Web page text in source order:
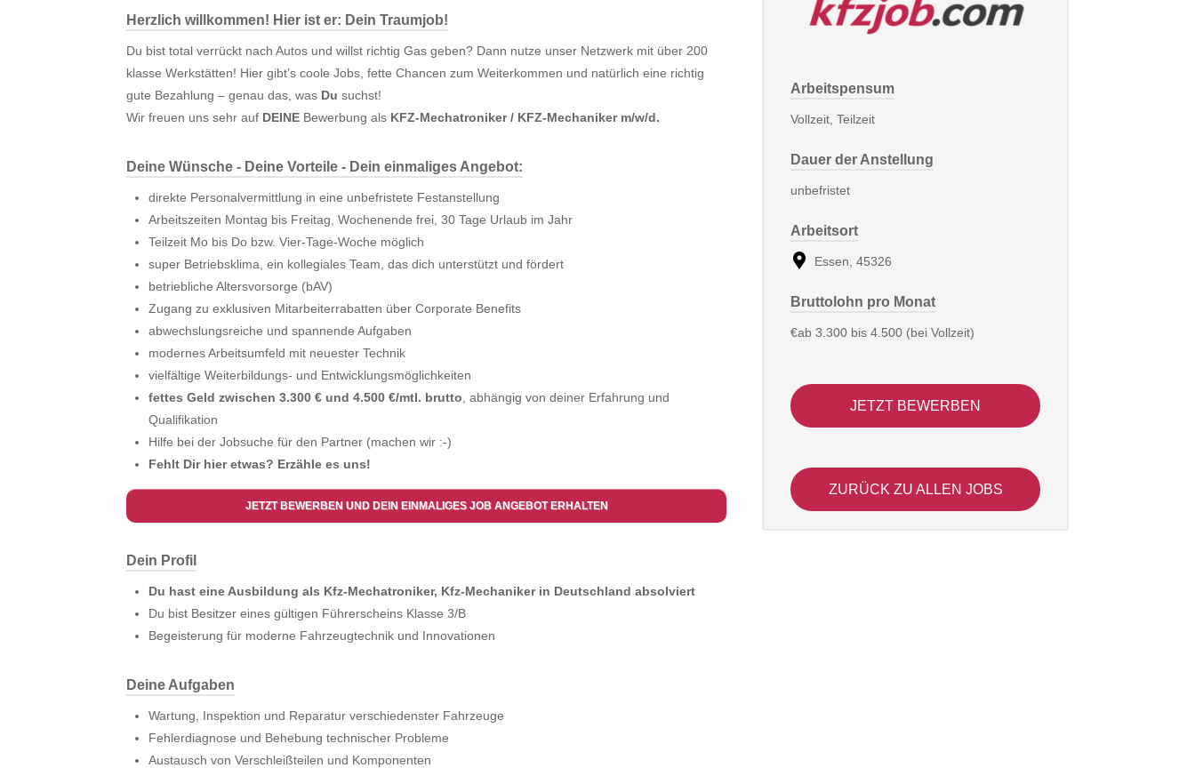
Herzlich willkommen! Hier ist er: Dein Traumjob!
Du bist total verrückt nach Autos und willst richtig Gas geben? Dann nutze unser Netzwerk mit über 200
klasse Werkstätten! Hier gibt’s coole Jobs, fette Chancen zum Weiterkommen und natürlich eine richtig
gute Bezahlung – genau das, was Du suchst!
Wir freuen uns sehr auf DEINE Bewerbung als KFZ-Mechatroniker / KFZ-Mechaniker m/w/d.
Deine Wünsche - Deine Vorteile - Dein einmaliges Angebot:
direkte Personalvermittlung in eine unbefristete Festanstellung
Arbeitszeiten Montag bis Freitag, Wochenende frei, 30 Tage Urlaub im Jahr
Teilzeit Mo bis Do bzw. Vier-Tage-Woche möglich
super Betriebsklima, ein kollegiales Team, das dich unterstützt und fördert
betriebliche Altersvorsorge (bAV)
Zugang zu exklusiven Mitarbeiterrabatten über Corporate Benefits
abwechslungsreiche und spannende Aufgaben
modernes Arbeitsumfeld mit neuester Technik
vielfältige Weiterbildungs- und Entwicklungsmöglichkeiten
fettes Geld zwischen 3.300 € und 4.500 €/mtl. brutto , abhängig von deiner Erfahrung und
Qualifikation
Hilfe bei der Jobsuche für den Partner (machen wir :-)
Fehlt Dir hier etwas? Erzähle es uns!
JETZT BEWERBEN UND DEIN EINMALIGES JOB ANGEBOT ERHALTEN
Dein Profil
Du hast eine Ausbildung als Kfz-Mechatroniker, Kfz-Mechaniker in Deutschland absolviert
Du bist Besitzer eines gültigen Führerscheins Klasse 3/B
Begeisterung für moderne Fahrzeugtechnik und Innovationen
Deine Aufgaben
Wartung, Inspektion und Reparatur verschiedenster Fahrzeuge
Fehlerdiagnose und Behebung technischer Probleme
Austausch von Verschleißteilen und Komponenten
Arbeitspensum
Vollzeit, Teilzeit
Dauer der Anstellung
unbefristet
Arbeitsort
Essen, 45326
Bruttolohn pro Monat
€ab 3.300 bis 4.500 (bei Vollzeit)
JETZT BEWERBEN
ZURÜCK ZU ALLEN JOBS